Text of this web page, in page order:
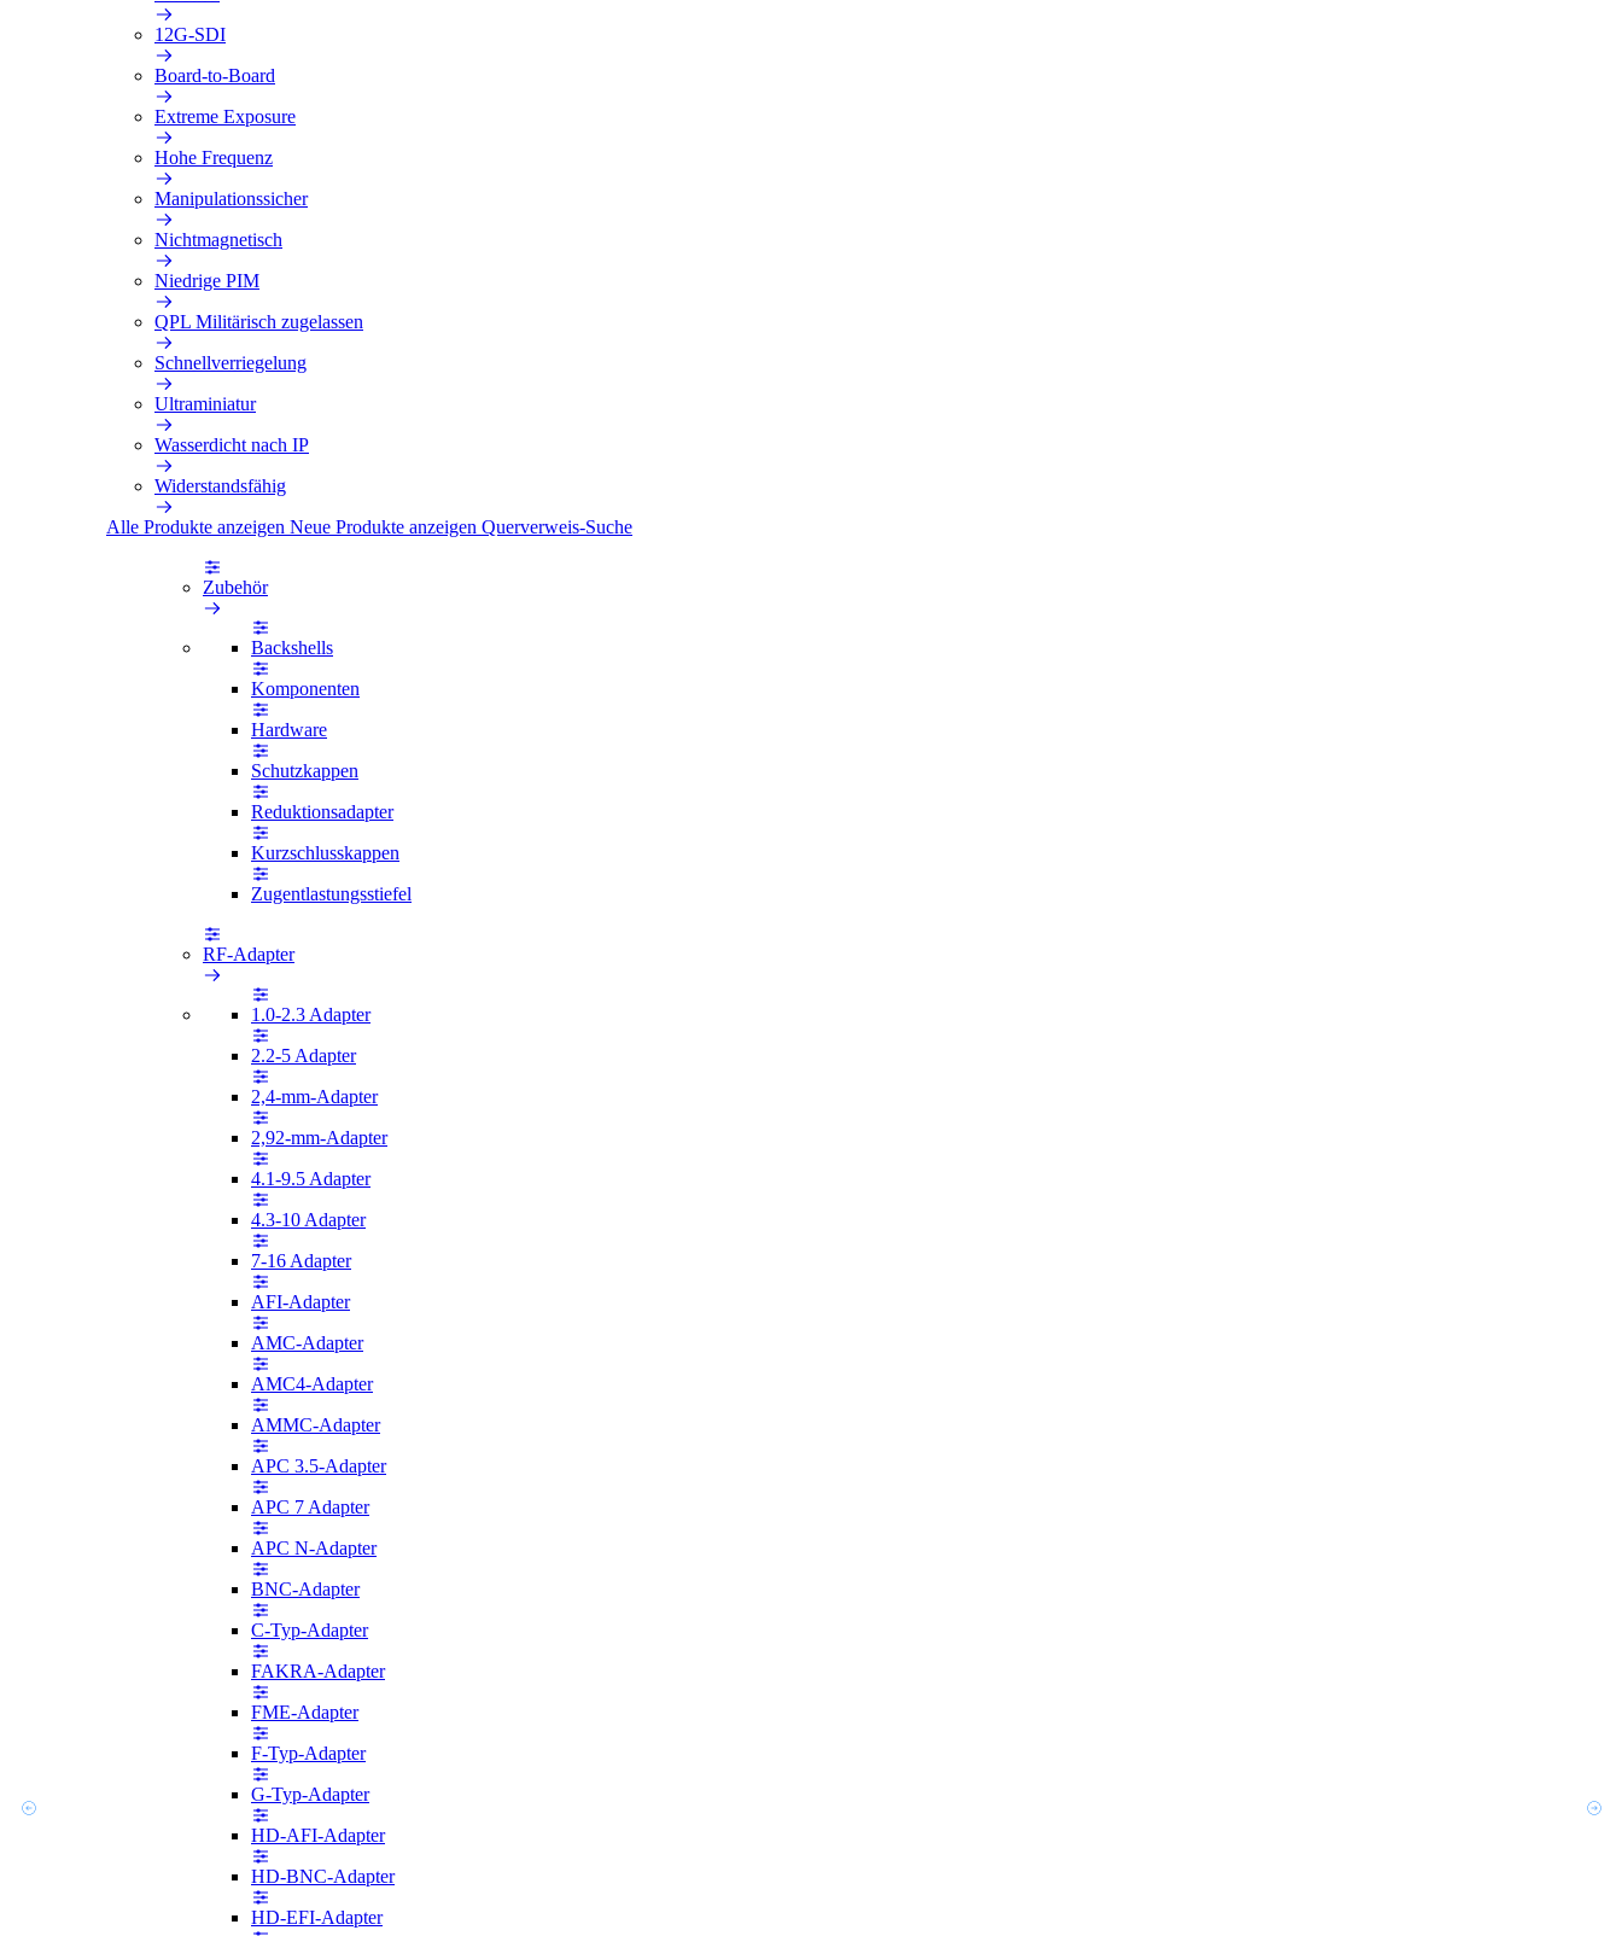
12G-SDI
Board-to-Board
Extreme Exposure
Hohe Frequenz
Manipulationssicher
Nichtmagnetisch
Niedrige PIM
QPL Militärisch zugelassen
Schnellverriegelung
Ultraminiatur
Wasserdicht nach IP
Widerstandsfähig
Alle Produkte anzeigen Neue Produkte anzeigen Querverweis-Suche
Zubehör
Backshells
Komponenten
Hardware
Schutzkappen
Reduktionsadapter
Kurzschlusskappen
Zugentlastungsstiefel
RF-Adapter
1.0-2.3 Adapter
2.2-5 Adapter
2,4-mm-Adapter
2,92-mm-Adapter
4.1-9.5 Adapter
4.3-10 Adapter
7-16 Adapter
AFI-Adapter
AMC-Adapter
AMC4-Adapter
AMMC-Adapter
APC 3.5-Adapter
APC 7 Adapter
APC N-Adapter
BNC-Adapter
C-Typ-Adapter
FAKRA-Adapter
FME-Adapter
F-Typ-Adapter
G-Typ-Adapter
HD-AFI-Adapter
HD-BNC-Adapter
HD-EFI-Adapter